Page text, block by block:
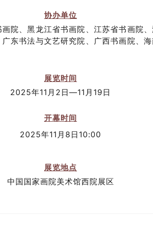
协办单位
院、黑龙江省书画院、江苏省书画院
东书法与文艺研究院、广西书画院、
展览时间
2025年11月2日—11月19日
开幕时间
2025年11月8日10:00
展览地点
中国国家画院美术馆西院展区